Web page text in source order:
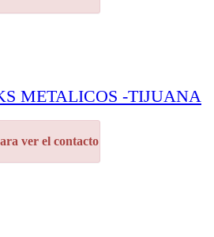
METALICOS -TIJUANA
ver el contacto